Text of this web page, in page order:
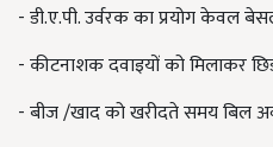
- डी.ए.पी. उर्वरक का प्रयोग केवल
- कीटनाशक दवाइयों को मिलाकर
- बीज /खाद को खरीदते समय बिल